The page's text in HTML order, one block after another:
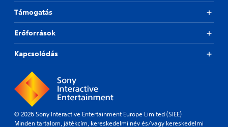
Támogatás
Erőforrások
Kapcsolódás
© 2026 Sony Interactive Entertainment Europe Limited (SIEE)
Minden tartalom, játékcím, kereskedelmi név és/vagy kereskedelmi